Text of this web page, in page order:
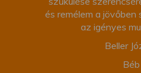
és remélem a jövőben
az igényes
Beller
Béb